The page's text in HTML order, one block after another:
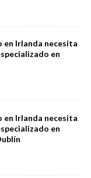
Irlanda necesita
en
Irlanda necesita
en